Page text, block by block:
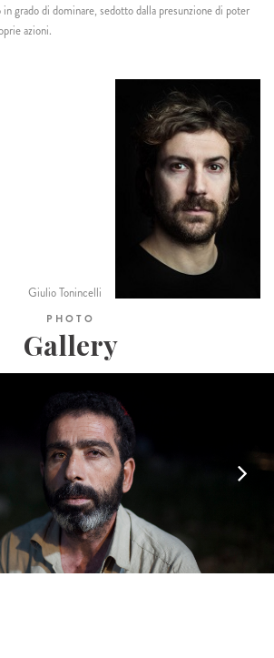
grado di dominare, sedotto dalla presunzione di poter
azioni.
Giulio Tonincelli
PHOTO
Gallery